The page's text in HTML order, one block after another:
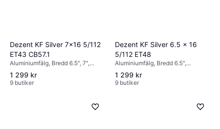
Dezent KF Silver 7x16 5/112
ET43 CB57.1
Aluminiumfälg, Bredd 6.5", 7",
Diameter 16", Silver
1 299 kr
9 butiker
Dezent KF Silver 6.5 x 16
5/112 ET48
Aluminiumfälg, Bredd 6.5",
Diameter 16", Silver
1 299 kr
9 butiker